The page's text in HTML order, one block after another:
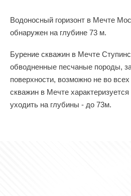
Водоносный горизонт в Мечте
обнаружен на глубине 73 м.
Бурение скважин в Мечте
обводненные песчаные породы,
поверхности, возможно не во
скважин в Мечте
уходить на глубины - до 73м.